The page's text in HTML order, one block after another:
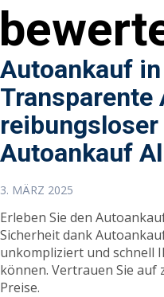
Autoankauf
Transparente
reibungsloser
Autoankauf
3. MÄRZ 2025
Erleben Sie den
Sicherheit dank
unkompliziert und schnell
können. Vertrauen Sie auf
Preise.